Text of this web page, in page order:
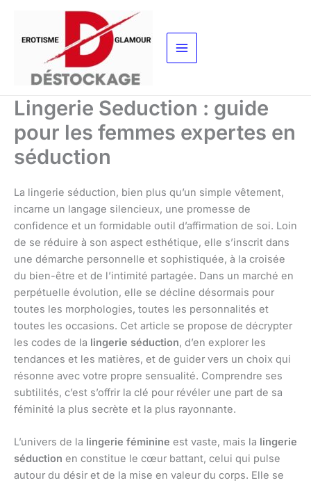
contenu
Lingerie Seduction : guide
pour les femmes expertes en
séduction
La lingerie séduction, bien plus qu’un simple vêtement,
incarne un langage silencieux, une promesse de
confidence et un formidable outil d’affirmation de soi. Loin
de se réduire à son aspect esthétique, elle s’inscrit dans
une démarche personnelle et sophistiquée, à la croisée
du bien-être et de l’intimité partagée. Dans un marché en
perpétuelle évolution, elle se décline désormais pour
toutes les morphologies, toutes les personnalités et
toutes les occasions. Cet article se propose de décrypter
les codes de la lingerie séduction, d’en explorer les
tendances et les matières, et de guider vers un choix qui
résonne avec votre propre sensualité. Comprendre ses
subtilités, c’est s’offrir la clé pour révéler une part de sa
féminité la plus secrète et la plus rayonnante.
L’univers de la lingerie féminine est vaste, mais la lingerie
séduction en constitue le cœur battant, celui qui pulse
autour du désir et de la mise en valeur du corps. Elle se